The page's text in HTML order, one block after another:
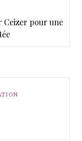
Ceizer pour une